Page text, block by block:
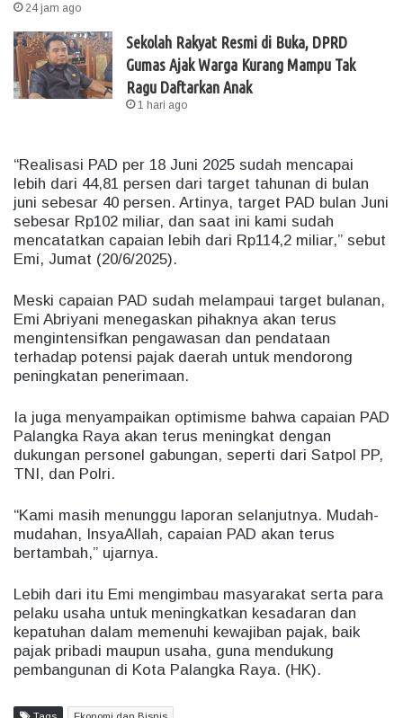
24 jam ago
Sekolah Rakyat Resmi di Buka, DPRD
Gumas Ajak Warga Kurang Mampu Tak
Ragu Daftarkan Anak
1 hari ago
“Realisasi PAD per 18 Juni 2025 sudah mencapai
lebih dari 44,81 persen dari target tahunan di bulan
juni sebesar 40 persen. Artinya, target PAD bulan Juni
sebesar Rp102 miliar, dan saat ini kami sudah
mencatatkan capaian lebih dari Rp114,2 miliar,” sebut
Emi, Jumat (20/6/2025).
Meski capaian PAD sudah melampaui target bulanan,
Emi Abriyani menegaskan pihaknya akan terus
mengintensifkan pengawasan dan pendataan
terhadap potensi pajak daerah untuk mendorong
peningkatan penerimaan.
Ia juga menyampaikan optimisme bahwa capaian PAD
Palangka Raya akan terus meningkat dengan
dukungan personel gabungan, seperti dari Satpol PP,
TNI, dan Polri.
“Kami masih menunggu laporan selanjutnya. Mudah-
mudahan, InsyaAllah, capaian PAD akan terus
bertambah,” ujarnya.
Lebih dari itu Emi mengimbau masyarakat serta para
pelaku usaha untuk meningkatkan kesadaran dan
kepatuhan dalam memenuhi kewajiban pajak, baik
pajak pribadi maupun usaha, guna mendukung
pembangunan di Kota Palangka Raya. (HK).